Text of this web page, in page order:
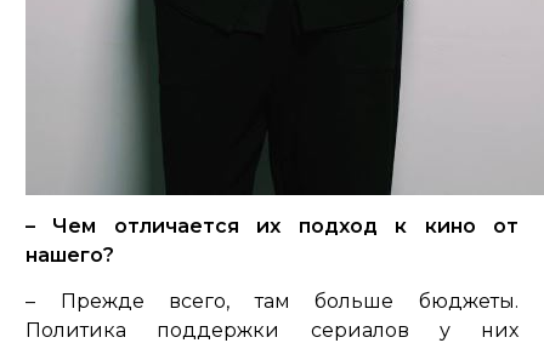
– Чем отличается их подход к кино от
нашего?
– Прежде всего, там больше бюджеты.
Политика поддержки сериалов у них